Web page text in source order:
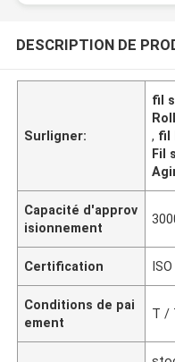
DESCRIPTION DE
Surligner:
fil
, fil
Fil
Capacité d'approv
isionnement
Certification
Conditions de pai
ement
T /